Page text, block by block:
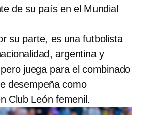
de su país en el Mundial
su parte, es una futbolista
argentina y
juega para el combinado
desempeña como
Club León femenil.